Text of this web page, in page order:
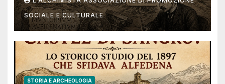
Sangro?
SOCIALE E CULTURALE
STORIA E ARCHEOLOGIA